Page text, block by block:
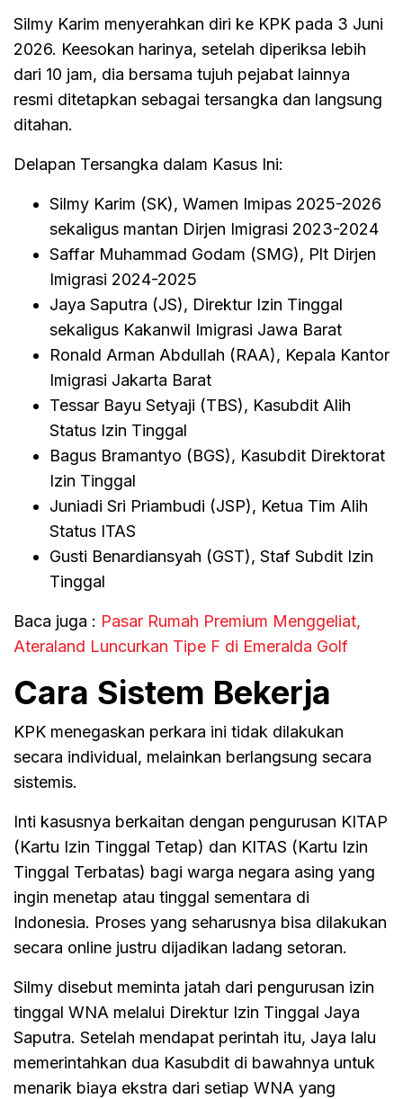
Silmy Karim menyerahkan diri ke KPK pada 3 Juni
2026. Keesokan harinya, setelah diperiksa lebih
dari 10 jam, dia bersama tujuh pejabat lainnya
resmi ditetapkan sebagai tersangka dan langsung
ditahan.
Delapan Tersangka dalam Kasus Ini:
Silmy Karim (SK), Wamen Imipas 2025-2026
sekaligus mantan Dirjen Imigrasi 2023-2024
Saffar Muhammad Godam (SMG), Plt Dirjen
Imigrasi 2024-2025
Jaya Saputra (JS), Direktur Izin Tinggal
sekaligus Kakanwil Imigrasi Jawa Barat
Ronald Arman Abdullah (RAA), Kepala Kantor
Imigrasi Jakarta Barat
Tessar Bayu Setyaji (TBS), Kasubdit Alih
Status Izin Tinggal
Bagus Bramantyo (BGS), Kasubdit Direktorat
Izin Tinggal
Juniadi Sri Priambudi (JSP), Ketua Tim Alih
Status ITAS
Gusti Benardiansyah (GST), Staf Subdit Izin
Tinggal
Baca juga : Pasar Rumah Premium Menggeliat,
Ateraland Luncurkan Tipe F di Emeralda Golf
Cara Sistem Bekerja
KPK menegaskan perkara ini tidak dilakukan
secara individual, melainkan berlangsung secara
sistemis.
Inti kasusnya berkaitan dengan pengurusan KITAP
(Kartu Izin Tinggal Tetap) dan KITAS (Kartu Izin
Tinggal Terbatas) bagi warga negara asing yang
ingin menetap atau tinggal sementara di
Indonesia. Proses yang seharusnya bisa dilakukan
secara online justru dijadikan ladang setoran.
Silmy disebut meminta jatah dari pengurusan izin
tinggal WNA melalui Direktur Izin Tinggal Jaya
Saputra. Setelah mendapat perintah itu, Jaya lalu
memerintahkan dua Kasubdit di bawahnya untuk
menarik biaya ekstra dari setiap WNA yang